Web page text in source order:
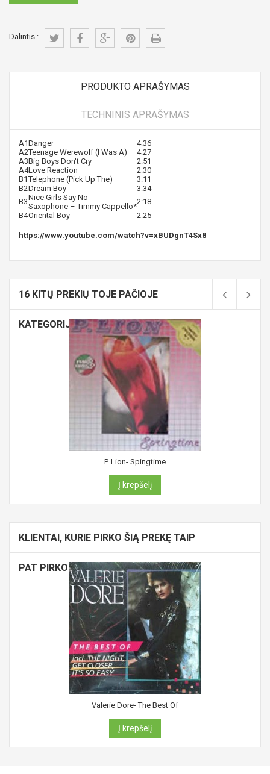
Dalintis :
PRODUKTO APRAŠYMAS
TECHNINIS APRAŠYMAS
A1Danger
4:36
A2Teenage Werewolf (I Was A)
4:27
A3Big Boys Don't Cry
2:51
A4Love Reaction
2:30
B1 Telephone (Pick Up The)
3:11
B2Dream Boy
3:34
B3Nice Girls Say No
Saxophone –Timmy Cappello*
2:18
B4Oriental Boy 2:25
https://www.youtube.com/watch?v=xBUDgnT4Sx8
16 KITŲ PREKIŲ TOJE PAČIOJE
KATEGORIJOJE:
P. Lion- Spingtime
Į krepšelį
KLIENTAI, KURIE PIRKO ŠIĄ PREKĘ TAIP
PAT PIRKO:
Valerie Dore- The Best Of
Į krepšelį